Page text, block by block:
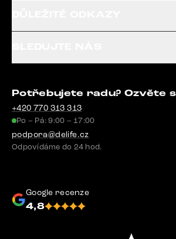
Potřebujete radu? Ozvěte
+420 770 313 313
Po – Pá: 9:00 – 17:00
podpora@delife.cz
Odpovídáme do 24 hod.
Google recenze
4,8